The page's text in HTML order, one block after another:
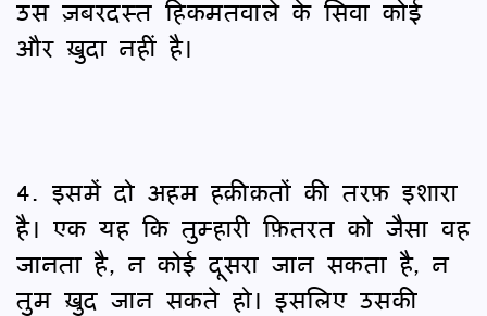
उस ज़बरदस्त हिकमतवाले के सिवा कोई
और ख़ुदा नहीं है।
4. इसमें दो अहम हक़ीक़तों की तरफ़ इशारा
है। एक यह कि तुम्हारी फ़ितरत को जैसा वह
जानता है, न कोई दूसरा जान सकता है, न
तुम ख़ुद जान सकते हो। इसलिए उसकी